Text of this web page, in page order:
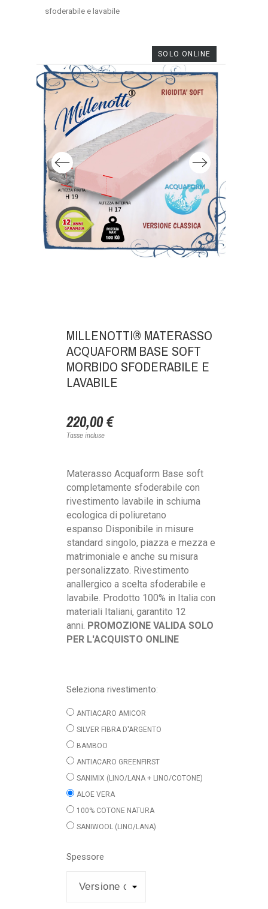
sfoderabile e lavabile
SOLO ONLINE
MILLENOTTI® MATERASSO
ACQUAFORM BASE SOFT
MORBIDO SFODERABILE E
LAVABILE
220,00 €
Tasse incluse
Materasso Acquaform Base soft
completamente sfoderabile con
rivestimento lavabile in schiuma
ecologica di poliuretano
espanso Disponibile in misure
standard singolo, piazza e mezza e
matrimoniale e anche su misura
personalizzato. Rivestimento
anallergico a scelta sfoderabile e
lavabile. Prodotto 100% in Italia con
materiali Italiani, garantito 12
anni. PROMOZIONE VALIDA SOLO
PER L'ACQUISTO ONLINE
Seleziona rivestimento:
ANTIACARO AMICOR
SILVER FIBRA D'ARGENTO
BAMBOO
ANTIACARO GREENFIRST
SANIMIX (LINO/LANA + LINO/COTONE)
ALOE VERA
100% COTONE NATURA
SANIWOOL (LINO/LANA)
Spessore